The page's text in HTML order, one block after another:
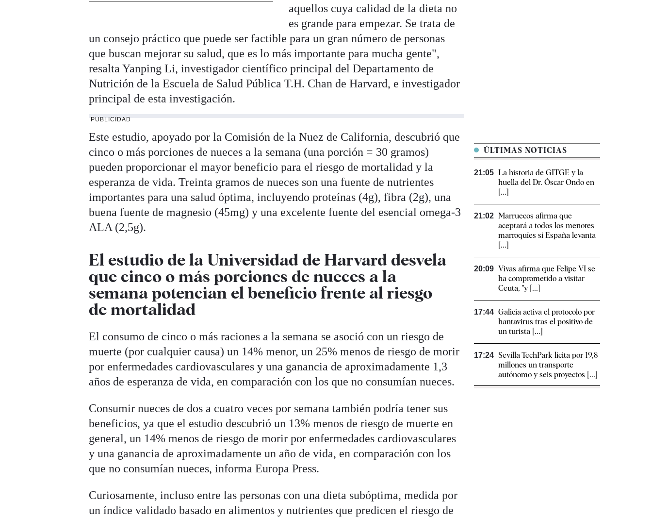
aquellos cuya calidad de la dieta no
es grande para empezar. Se trata de
un consejo práctico que puede ser factible para un gran número de personas
que buscan mejorar su salud, que es lo más importante para mucha gente",
resalta Yanping Li, investigador científico principal del Departamento de
Nutrición de la Escuela de Salud Pública T.H. Chan de Harvard, e investigador
principal de esta investigación.
PUBLICIDAD
Este estudio, apoyado por la Comisión de la Nuez de California, descubrió que
cinco o más porciones de nueces a la semana (una porción = 30 gramos)
pueden proporcionar el mayor beneficio para el riesgo de mortalidad y la
esperanza de vida. Treinta gramos de nueces son una fuente de nutrientes
importantes para una salud óptima, incluyendo proteínas (4g), fibra (2g), una
buena fuente de magnesio (45mg) y una excelente fuente del esencial omega-3
ALA (2,5g).
El estudio de la Universidad de Harvard desvela
que cinco o más porciones de nueces a la
semana potencian el beneficio frente al riesgo
de mortalidad
El consumo de cinco o más raciones a la semana se asoció con un riesgo de
muerte (por cualquier causa) un 14% menor, un 25% menos de riesgo de morir
por enfermedades cardiovasculares y una ganancia de aproximadamente 1,3
años de esperanza de vida, en comparación con los que no consumían nueces.
Consumir nueces de dos a cuatro veces por semana también podría tener sus
beneficios, ya que el estudio descubrió un 13% menos de riesgo de muerte en
general, un 14% menos de riesgo de morir por enfermedades cardiovasculares
y una ganancia de aproximadamente un año de vida, en comparación con los
que no consumían nueces, informa Europa Press.
Curiosamente, incluso entre las personas con una dieta subóptima, medida por
un índice validado basado en alimentos y nutrientes que predicen el riesgo de
ÚLTIMAS NOTICIAS
21:05 La historia de GITGE y la
huella del Dr. Óscar Ondo en
[...]
21:02 Marruecos afirma que
aceptará a todos los menores
marroquíes si España levanta
[...]
20:09 Vivas afirma que Felipe VI se
ha comprometido a visitar
Ceuta, "y [...]
17:44 Galicia activa el protocolo por
hantavirus tras el positivo de
un turista [...]
17:24 Sevilla TechPark licita por 19,8
millones un transporte
autónomo y seis proyectos [...]